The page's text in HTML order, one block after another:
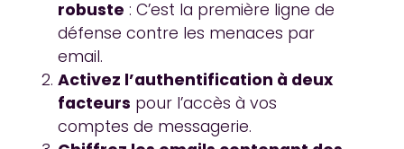
robuste : C’est la première ligne de
défense contre les menaces par
email.
Activez l’authentification à deux
facteurs pour l’accès à vos
comptes de messagerie.